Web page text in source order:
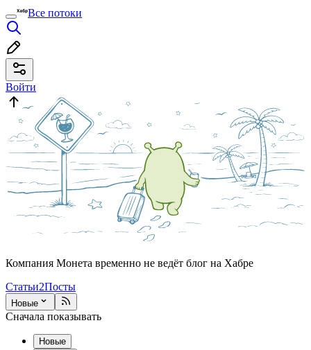
Все потоки
Войти
Компания Монета временно не ведёт блог на Хабре
Статьи2Посты
Новые
Сначала показывать
Новые